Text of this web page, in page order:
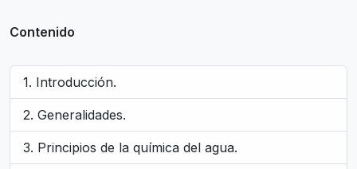
Contenido
Introducción.
Generalidades.
Principios de la química del agua.